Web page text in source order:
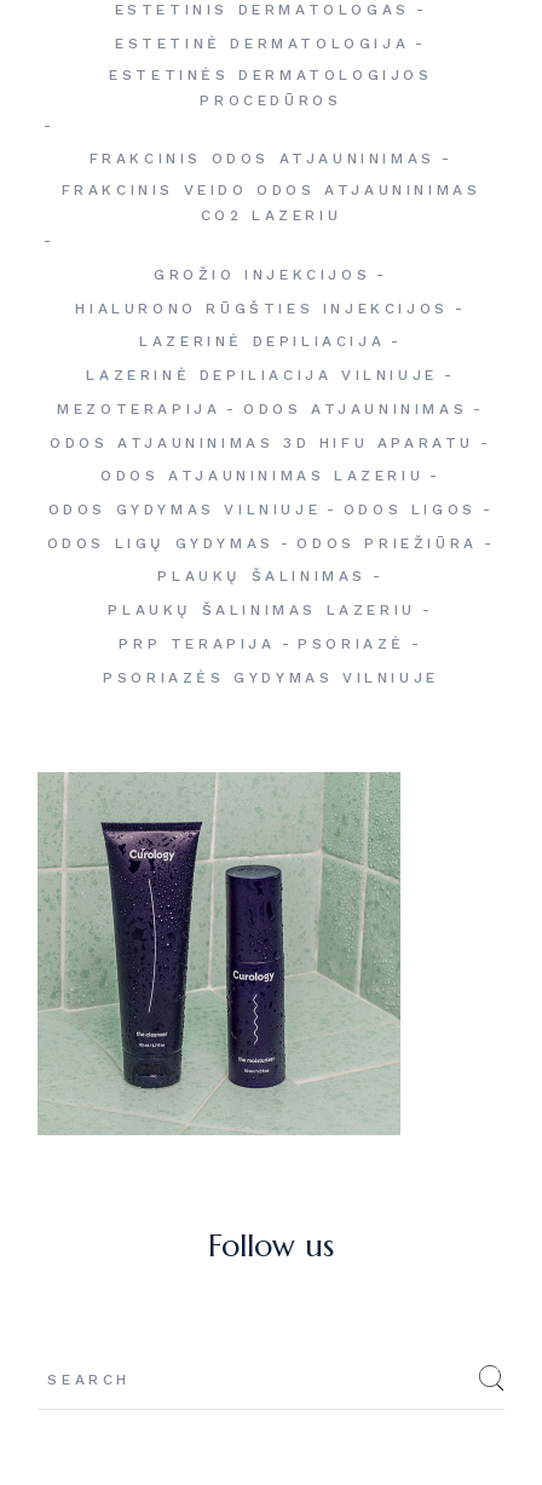
ESTETINIS DERMATOLOGAS
ESTETINĖ DERMATOLOGIJA
ESTETINĖS DERMATOLOGIJOS
PROCEDŪROS
FRAKCINIS ODOS ATJAUNINIMAS
FRAKCINIS VEIDO ODOS ATJAUNINIMAS
CO2 LAZERIU
GROŽIO INJEKCIJOS
HIALURONO RŪGŠTIES INJEKCIJOS
LAZERINĖ DEPILIACIJA
LAZERINĖ DEPILIACIJA VILNIUJE
MEZOTERAPIJA
ODOS ATJAUNINIMAS
ODOS ATJAUNINIMAS 3D HIFU APARATU
ODOS ATJAUNINIMAS LAZERIU
ODOS GYDYMAS VILNIUJE
ODOS LIGOS
ODOS LIGŲ GYDYMAS
ODOS PRIEŽIŪRA
PLAUKŲ ŠALINIMAS
PLAUKŲ ŠALINIMAS LAZERIU
PRP TERAPIJA
PSORIAZĖ
PSORIAZĖS GYDYMAS VILNIUJE
Follow us